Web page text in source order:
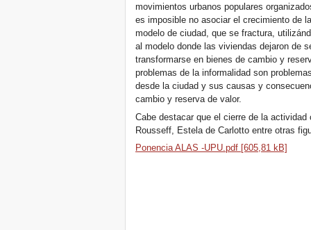
movimientos urbanos populares
es imposible no asociar el crecimiento de
modelo de ciudad, que se fractura,
al modelo donde las viviendas dejaron de
transformarse en bienes de cambio y
problemas de la informalidad son
desde la ciudad y sus causas y
cambio y reserva de valor.
Cabe destacar que el cierre de la
Rousseff, Estela de Carlotto entre otras
Ponencia ALAS -UPU.pdf [605,81 kB]